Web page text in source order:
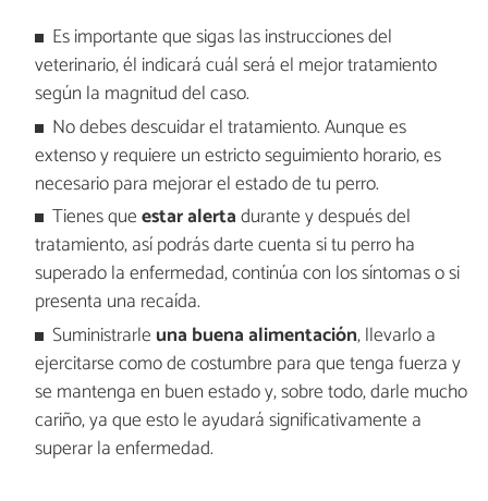
Es importante que sigas las instrucciones del
veterinario, él indicará cuál será el mejor tratamiento
según la magnitud del caso.
No debes descuidar el tratamiento. Aunque es
extenso y requiere un estricto seguimiento horario, es
necesario para mejorar el estado de tu perro.
Tienes queestar alertadurante y después del
tratamiento, así podrás darte cuenta si tu perro ha
superado la enfermedad, continúa con los síntomas o si
presenta una recaída.
Suministrarle una buena alimentación, llevarlo a
ejercitarse como de costumbre para que tenga fuerza y
se mantenga en buen estado y, sobre todo, darle mucho
cariño, ya que esto le ayudará significativamente a
superar la enfermedad.